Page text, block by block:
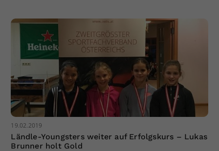
19.02.2019
Ländle-Youngsters weiter auf Erfolgskurs – Lukas
Brunner holt Gold